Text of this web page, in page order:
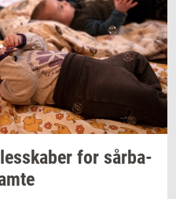
for sår­ba­